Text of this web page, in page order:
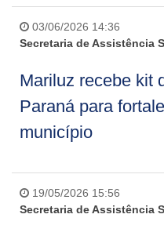
03/06/2026 14:36
Secretaria de Assistência
Mariluz recebe kit
Paraná para
município
19/05/2026 15:56
Secretaria de Assistência